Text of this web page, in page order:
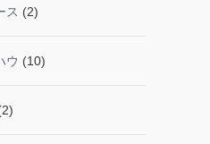
ス (2)
ウ (10)